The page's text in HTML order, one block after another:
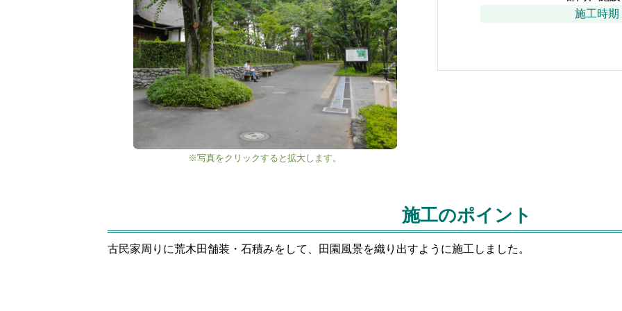
※写真をクリックすると拡大します。
施工時
施工のポイント
古民家周りに荒木田舗装・石積みをして、田園風景を織り出すように施工しました。